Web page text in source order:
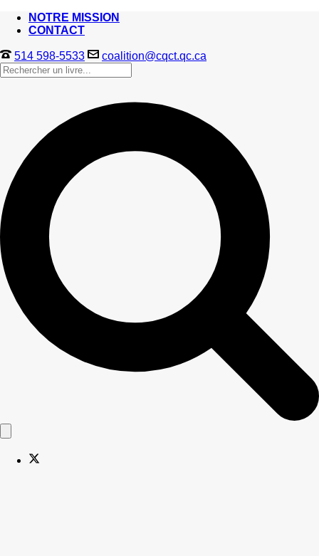
NOTRE MISSION
CONTACT
514 598-5533 coalition@cqct.qc.ca